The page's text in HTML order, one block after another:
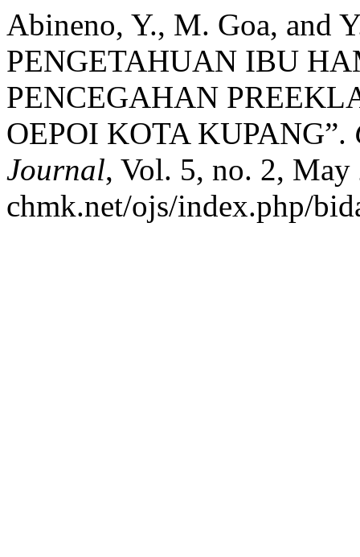
Abineno, Y., M. Goa, and
PENGETAHUAN IBU
PENCEGAHAN
OEPOI KOTA KUPANG”.
Journal, Vol. 5, no. 2,
chmk.net/ojs/index.php/